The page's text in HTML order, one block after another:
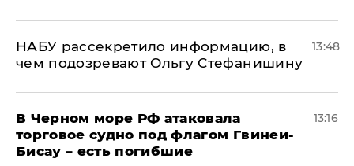
НАБУ рассекретило информацию, в
чем подозревают Ольгу Стефанишину
13:48
В Черном море РФ атаковала
торговое судно под флагом Гвинеи-
Бисау – есть погибшие
13:16